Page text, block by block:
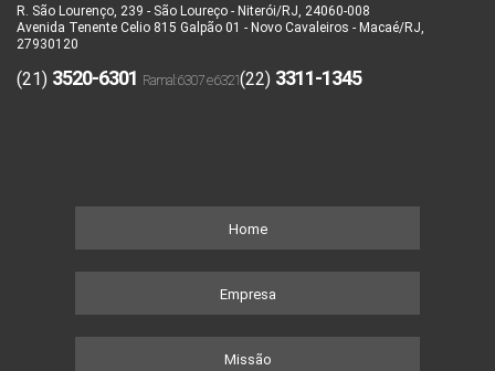
R. São Lourenço, 239 - São Loureço - Niterói/RJ, 24060-008
Avenida Tenente Celio 815 Galpão 01 - Novo Cavaleiros - Macaé/RJ,
27930120
(21) 3520-6301 (22) 3311-1345
Home
Empresa
Missão